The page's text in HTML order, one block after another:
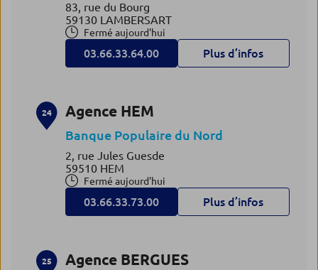
83, rue du Bourg
59130 LAMBERSART
Fermé aujourd'hui
03.66.33.64.00 Plus d’infos
24 Agence HEM
Banque Populaire du Nord
2, rue Jules Guesde
59510 HEM
Fermé aujourd'hui
03.66.33.73.00 Plus d’infos
25 Agence BERGUES